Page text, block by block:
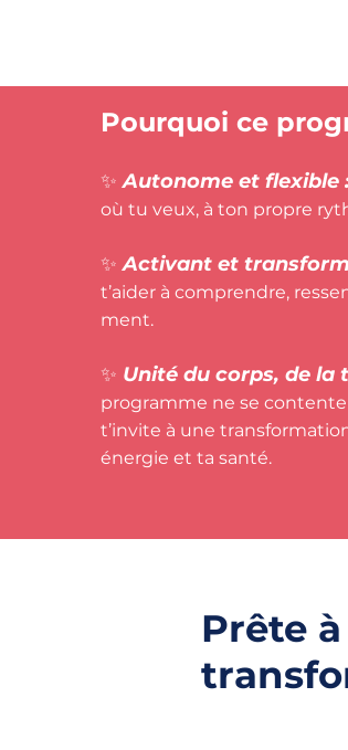
Pourquoi ce
✨ Autonome et flexible
où tu veux, à ton propre
✨Activant et
t’aider à comprendre,
ment.
✨ Unité du corps, de
programme ne se
t’invite à une
énergie et ta santé.
Prête